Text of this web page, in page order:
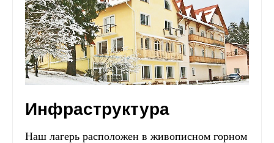
Инфраструктура
Наш лагерь расположен в живописном горном